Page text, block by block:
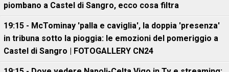
piombano a Castel di Sangro, ecco cosa filtra
19:15 - McTominay 'palla e caviglia', la doppia 'presenza'
in tribuna sotto la pioggia: le emozioni del pomeriggio a
Castel di Sangro | FOTOGALLERY CN24